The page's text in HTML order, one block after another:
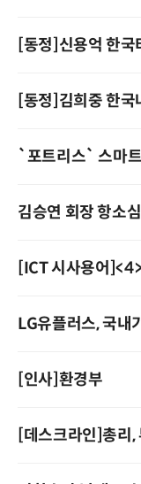
[동정]신용억 한
[동정]김희중 한
`포트리스` 스마
김승연 회장 항소
[ICT 시사용어
LG유플러스, 국내
[인사]환경부
[데스크라인]총리,